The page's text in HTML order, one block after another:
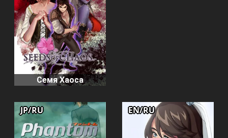
Семя Хаоса
JP/RU EN/RU